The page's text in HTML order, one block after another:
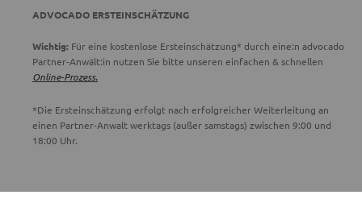
ADVOCADO ERSTEINSCHÄTZUNG
Wichtig: Für eine kostenlose Ersteinschätzung* durch eine:n advocado
Partner-Anwält:in nutzen Sie bitte unseren einfachen & schnellen
Online-Prozess.
*Die Ersteinschätzung erfolgt nach erfolgreicher Weiterleitung an
einen Partner-Anwalt werktags (außer samstags) zwischen 9:00 und
18:00 Uhr.